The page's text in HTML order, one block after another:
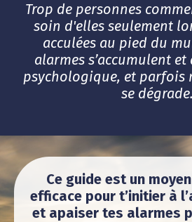
Trop de personnes
soin d'elles seulement
acculées au pied du
alarmes s’accumulent
psychologique, et parfois
se dégrade.
Ce guide est un
efficace pour t’initier à
et apaiser tes alarmes